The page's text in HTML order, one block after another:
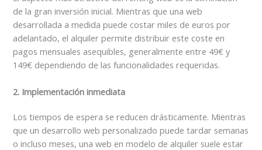
de la gran inversión inicial. Mientras que una web
desarrollada a medida puede costar miles de euros por
adelantado, el alquiler permite distribuir este coste en
pagos mensuales asequibles, generalmente entre 49€ y
149€ dependiendo de las funcionalidades requeridas.
2. Implementación inmediata
Los tiempos de espera se reducen drásticamente. Mientras
que un desarrollo web personalizado puede tardar semanas
o incluso meses, una web en modelo de alquiler suele estar